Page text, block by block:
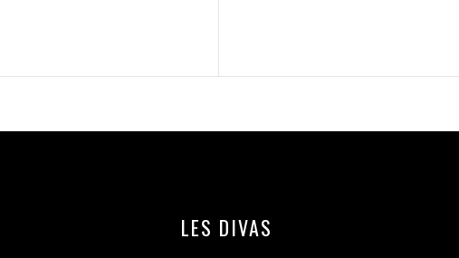
LES DIVAS